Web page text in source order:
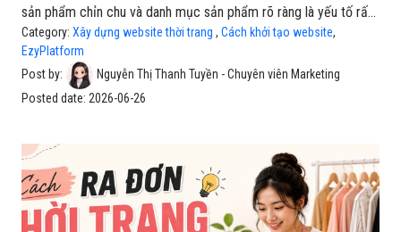
sản phẩm chỉn chu và danh mục sản phẩm rõ ràng là yếu tố rất
quan trọng. Tuy nhiên, để khách hàng có thể tìm thấy website
đúng lúc họ đang có nhu cầu mua sắm, quảng cáo tìm kiếm từ
khóa trên Google là một kênh không nên bỏ qua.Điều này giúp
website thời trang tiếp cận đúng nhóm khách hàng đang có nhu
phẩm và hỗ trợ hoạt động bán hàng online hiệu quả hơn.Dựa trên
quy trình trong 2 bài viết này, website thời trang cũng có thể áp
dụng cách triển khai tương tự. Bạn có thể t
Category: Xây dựng website thời trang , Cách khởi tạo website,
EzyPlatform
Post by:
Nguyễn Thị Thanh Tuyền - Chuyên viên Marketing
Posted date: 2026-06-26